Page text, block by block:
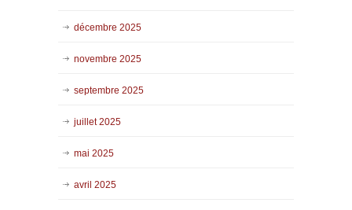
décembre 2025
novembre 2025
septembre 2025
juillet 2025
mai 2025
avril 2025